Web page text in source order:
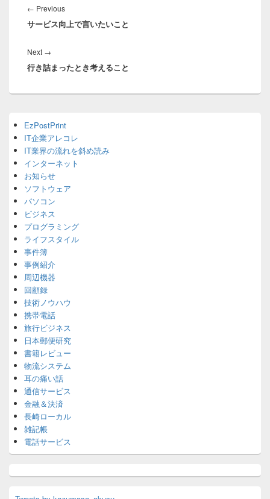
稿
ナ
ゲ
ー
シ
← PreviousPrevious
post:
サービス向上で言いたいこと
Next →
post:
行き詰まったとき考えること
Sidebar
Widget
Area
EzPostPrint
IT企業アレコレ
IT業界の流れを斜め読み
インターネット
お知らせ
ソフトウェア
パソコン
ビジネス
プログラミング
ライフスタイル
事件簿
事例紹介
周辺機器
回顧録
技術ノウハウ
携帯電話
旅行ビジネス
日本郵便研究
書籍レビュー
物流システム
耳の痛い話
通信サービス
金融＆決済
長崎ローカル
雑記帳
電話サービス